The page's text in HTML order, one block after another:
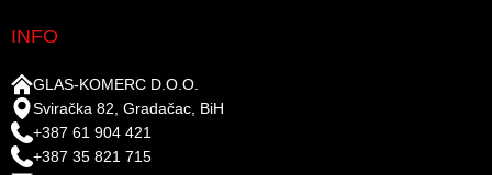
INFO
GLAS-KOMERC D.O.O.
Sviračka 82, Gradačac, BiH
+387 61 904 421
+387 35 821 715